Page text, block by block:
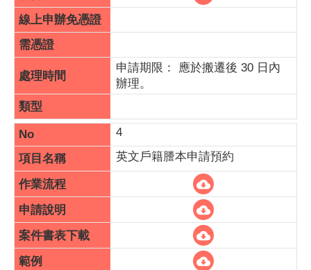
申請期限： 應於搬遷後 30 日內
辦理。
4
英文戶籍謄本申請預約